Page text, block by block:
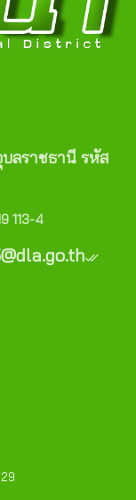
ลราชธานี รหัส
113-4